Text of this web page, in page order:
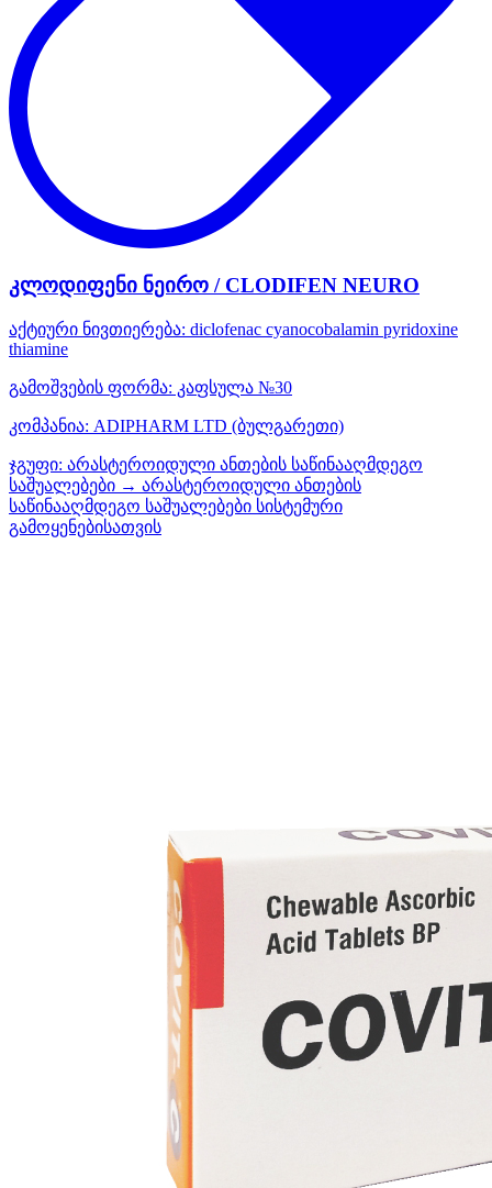
კლოდიფენი ნეირო / CLODIFEN NEURO
აქტიური ნივთიერება: diclofenac cyanocobalamin pyridoxine
thiamine
გამოშვების ფორმა: კაფსულა №30
კომპანია: ADIPHARM LTD (ბულგარეთი)
ჯგუფი: არასტეროიდული ანთების საწინააღმდეგო
საშუალებები → არასტეროიდული ანთების
საწინააღმდეგო საშუალებები სისტემური
გამოყენებისათვის